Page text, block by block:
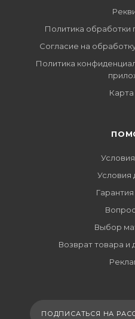
Политика обработки
Согласие на
Политика
Карта
Условия
Выбор
Возврат товара и
ПОДПИСАТЬСЯ НА